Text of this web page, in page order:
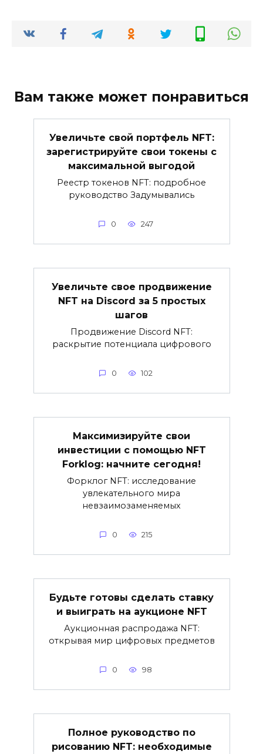
Вам также может понравиться
Увеличьте свой портфель NFT:
зарегистрируйте свои токены с
максимальной выгодой
Реестр токенов NFT: подробное
руководство Задумывались
0 247
Увеличьте свое продвижение
NFT на Discord за 5 простых
шагов
Продвижение Discord NFT:
раскрытие потенциала цифрового
0 102
Максимизируйте свои
инвестиции с помощью NFT
Forklog: начните сегодня!
Форклог NFT: исследование
увлекательного мира
невзаимозаменяемых
0 215
Будьте готовы сделать ставку
и выиграть на аукционе NFT
Аукционная распродажа NFT:
открывая мир цифровых предметов
0 98
Полное руководство по
рисованию NFT: необходимые